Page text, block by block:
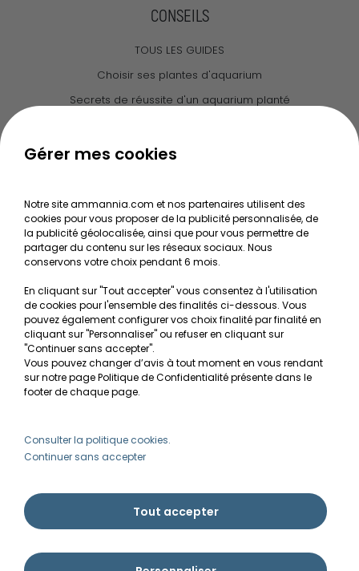
CONSEILS
TOUS LES GUIDES
Choisir ses plantes d'aquarium
Secrets de réussite d'un aquarium planté
Le journal d'Ammannia
Recherche de Notices de produits
Mentions légales
Conditions générales de vente
RGPD
MON COMPTE
Avantages
Créer un compte client
Besoin d'aide ?
Gérer mes cookies
Notre site ammannia.com et nos partenaires utilisent des
cookies pour vous proposer de la publicité personnalisée, de
la publicité géolocalisée, ainsi que pour vous permettre de
partager du contenu sur les réseaux sociaux. Nous
conservons votre choix pendant 6 mois.
En cliquant sur "Tout accepter" vous consentez à l'utilisation
de cookies pour l'ensemble des finalités ci-dessous. Vous
pouvez également configurer vos choix finalité par finalité en
cliquant sur "Personnaliser" ou refuser en cliquant sur
"Continuer sans accepter".
Vous pouvez changer d’avis à tout moment en vous rendant
sur notre page Politique de Confidentialité présente dans le
footer de chaque page.
Consulter la politique cookies.
Continuer sans accepter
Tout accepter